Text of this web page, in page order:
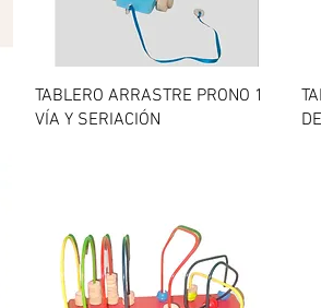
Vista rápida
TABLERO ARRASTRE PRONO 1
VÍA Y SERIACIÓN